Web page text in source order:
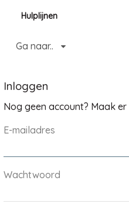
Hulplijnen
Home
Informatie
Ga naar..
Inloggen
Nog geen account? Maak
E-mailadres
Wachtwoord